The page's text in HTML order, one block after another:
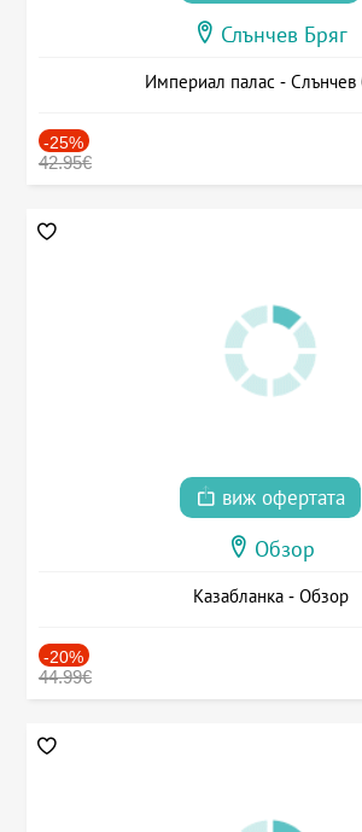
Слънчев Бряг
Империал палас - Слънчев
-25%
42.95€
виж офертата
Обзор
Казабланка - Обзор
-20%
44.99€